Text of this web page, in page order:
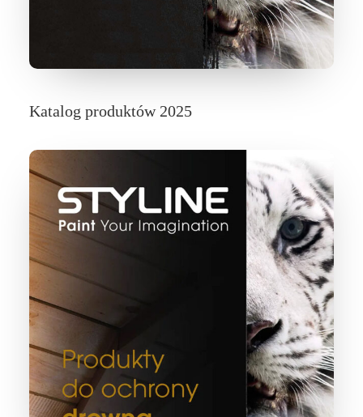
Katalog produktów 2025